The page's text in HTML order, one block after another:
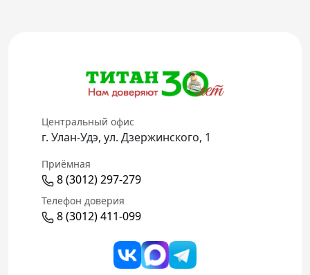
Центральный офис
г. Улан-Удэ, ул. Дзержинского, 1
Приёмная
8 (3012) 297-279
Телефон доверия
8 (3012) 411-099